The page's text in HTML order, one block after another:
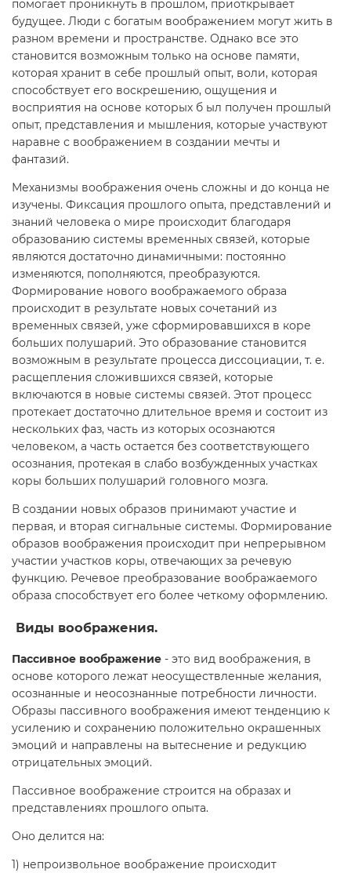
помогает проникнуть в прошлом, приоткрывает
будущее. Люди с богатым воображением могут жить в
разном времени и пространстве. Однако все это
становится возможным только на основе памяти,
которая хранит в себе прошлый опыт, воли, которая
способствует его воскрешению, ощущения и
восприятия на основе которых б ыл получен прошлый
опыт, представления и мышления, которые участвуют
наравне с воображением в создании мечты и
фантазий.
Механизмы воображения очень сложны и до конца не
изучены. Фиксация прошлого опыта, представлений и
знаний человека о мире происходит благодаря
образованию системы временных связей, которые
являются достаточно динамичными: постоянно
изменяются, пополняются, преобразуются.
Формирование нового воображаемого образа
происходит в результате новых сочетаний из
временных связей, уже сформировавшихся в коре
больших полушарий. Это образование становится
возможным в результате процесса диссоциации, т. е.
расщепления сложившихся связей, которые
включаются в новые системы связей. Этот процесс
протекает достаточно длительное время и состоит из
нескольких фаз, часть из которых осознаются
человеком, а часть остается без соответствующего
осознания, протекая в слабо возбужденных участках
коры больших полушарий головного мозга.
В создании новых образов принимают участие и
первая, и вторая сигнальные системы. Формирование
образов воображения происходит при непрерывном
участии участков коры, отвечающих за речевую
функцию. Речевое преобразование воображаемого
образа способствует его более четкому оформлению.
Виды воображения.
Пассивное воображение - это вид воображения, в
основе которого лежат неосуществленные желания,
осознанные и неосознанные потребности личности.
Образы пассивного воображения имеют тенденцию к
усилению и сохранению положительно окрашенных
эмоций и направлены на вытеснение и редукцию
отрицательных эмоций.
Пассивное воображение строится на образах и
представлениях прошлого опыта.
Оно делится на:
1) непроизвольное воображение происходит